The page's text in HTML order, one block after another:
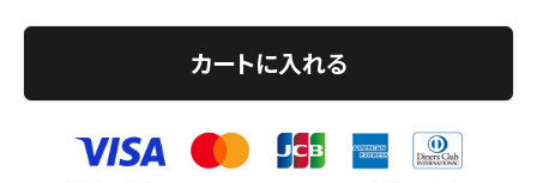
Follow usカートに入れる